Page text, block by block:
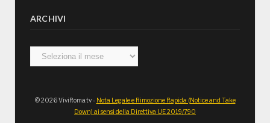
ARCHIVI
Archivi
© 2026 ViviRoma.tv - Nota Legale e Rimozione Rapida (Notice and Take
Down) ai sensi della Direttiva UE 2019/790